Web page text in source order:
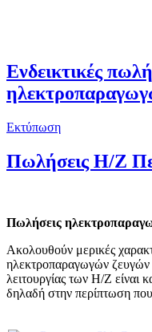
Ενδεικτικές
Εκτύπωση
Πωλήσεις Η/Ζ
Πωλήσεις
Ακολουθούν μερικές
ηλεκτροπαραγωγών
λειτουργίας των Η/Ζ είναι
δηλαδή στην περίπτωση